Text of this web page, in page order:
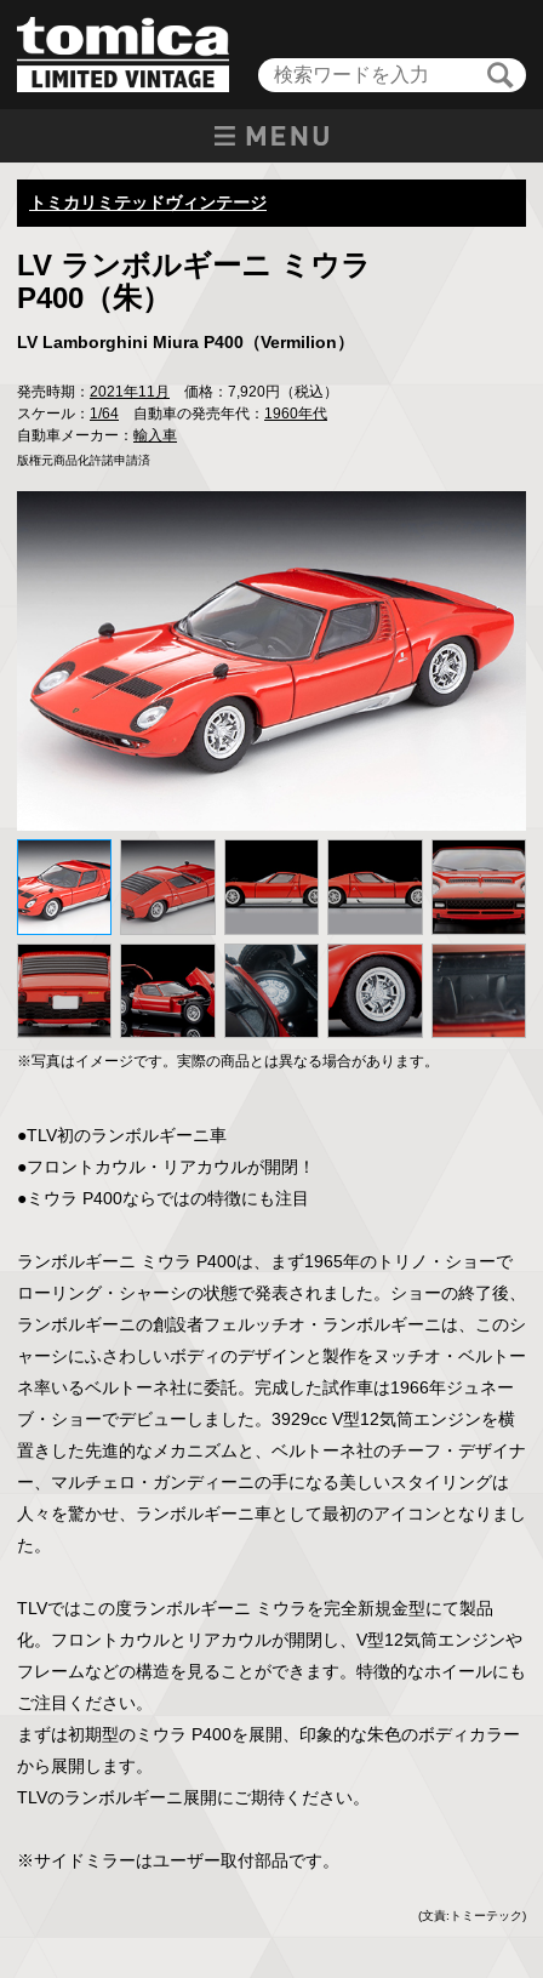
トミカリミテッドヴィンテージ
LV ランボルギーニ ミウラ
P400（朱）
LV Lamborghini Miura P400（Vermilion）
発売時期： 2021年11月
価格：7,920円（税込）
スケール： 1/64 自動車の発売年代： 1960年代
自動車メーカー： 輸入車
版権元商品化許諾申請済
※写真はイメージです。実際の商品とは異なる場合があります。
●TLV初のランボルギーニ車
●フロントカウル・リアカウルが開閉！
●ミウラ P400ならではの特徴にも注目
ランボルギーニ ミウラ P400は、まず1965年のトリノ・ショーで
ローリング・シャーシの状態で発表されました。ショーの終了後、
ランボルギーニの創設者フェルッチオ・ランボルギーニは、このシ
ャーシにふさわしいボディのデザインと製作をヌッチオ・ベルトー
ネ率いるベルトーネ社に委託。完成した試作車は1966年ジュネー
ブ・ショーでデビューしました。3929cc V型12気筒エンジンを横
置きした先進的なメカニズムと、ベルトーネ社のチーフ・デザイナ
ー、マルチェロ・ガンディーニの手になる美しいスタイリングは
人々を驚かせ、ランボルギーニ車として最初のアイコンとなりまし
た。
TLVではこの度ランボルギーニ ミウラを完全新規金型にて製品
化。フロントカウルとリアカウルが開閉し、V型12気筒エンジンや
フレームなどの構造を見ることができます。特徴的なホイールにも
ご注目ください。
まずは初期型のミウラ P400を展開、印象的な朱色のボディカラー
から展開します。
TLVのランボルギーニ展開にご期待ください。
※サイドミラーはユーザー取付部品です。
(文責:トミーテック)